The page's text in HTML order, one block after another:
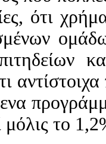
ότι
μόλις το